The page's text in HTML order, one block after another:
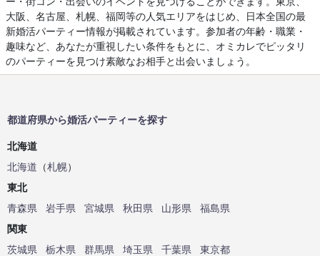
大阪、名古屋、札幌、福岡等の人気エリアをはじめ、日本全国の最
新婚活パーティー情報が掲載されています。参加者の年齢・職業・
趣味など、あなたが重視したい条件をもとに、オミカレでピッタリ
のパーティーを見つけ素敵なお相手と出会いましょう。
都道府県から婚活パーティーを探す
北海道
北海道 （札幌）
東北
青森県
岩手県 宮城県 秋田県 山形県
福島県
関東
茨城県
栃木県 群馬県 埼玉県 千葉県
東京都